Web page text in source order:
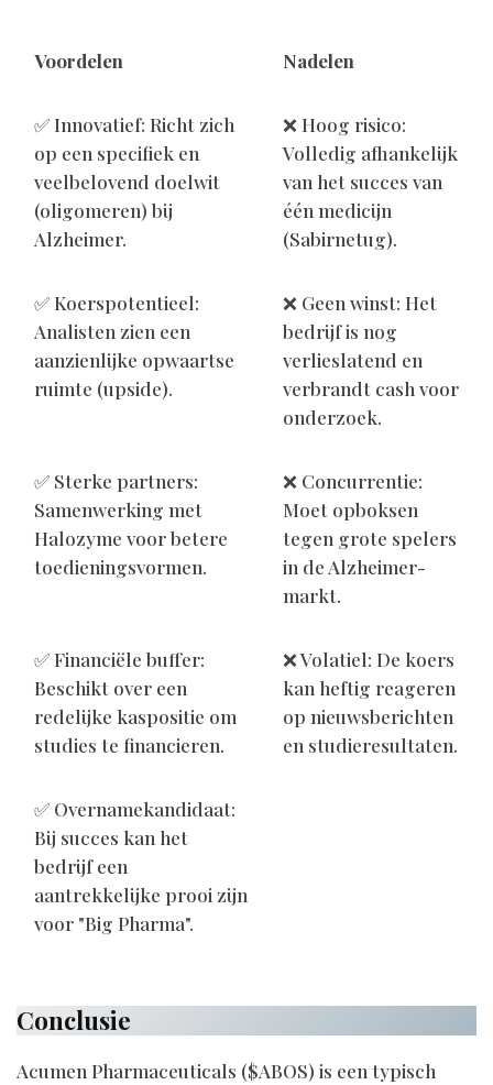
Voordelen Nadelen
✅ Innovatief: Richt zich
op een specifiek en
veelbelovend doelwit
(oligomeren) bij
Alzheimer.
❌ Hoog risico:
Volledig afhankelijk
van het succes van
één medicijn
(Sabirnetug).
✅ Koerspotentieel:
Analisten zien een
aanzienlijke opwaartse
ruimte (upside).
❌ Geen winst: Het
bedrijf is nog
verlieslatend en
verbrandt cash voor
onderzoek.
✅ Sterke partners:
Samenwerking met
Halozyme voor betere
toedieningsvormen.
❌ Concurrentie:
Moet opboksen
tegen grote spelers
in de Alzheimer-
markt.
✅ Financiële buffer:
Beschikt over een
redelijke kaspositie om
studies te financieren.
❌ Volatiel: De koers
kan heftig reageren
op nieuwsberichten
en studieresultaten.
✅ Overnamekandidaat:
Bij succes kan het
bedrijf een
aantrekkelijke prooi zijn
voor "Big Pharma".
Conclusie
Acumen Pharmaceuticals ($ABOS) is een typisch